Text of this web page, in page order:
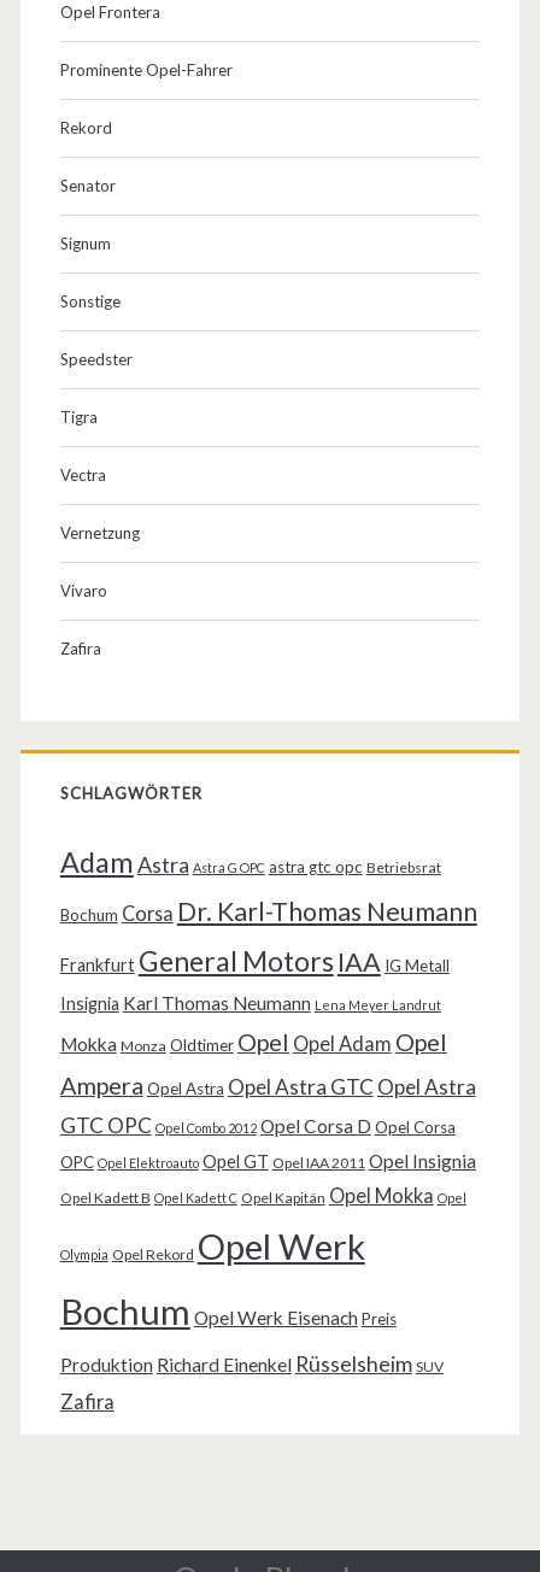
Opel Frontera
Prominente Opel-Fahrer
Rekord
Senator
Signum
Sonstige
Speedster
Tigra
Vectra
Vernetzung
Vivaro
Zafira
SCHLAGWÖRTER
AdamAstra Astra G OPC astra gtc opc Betriebsrat
Bochum Corsa Dr. Karl-Thomas Neumann
Frankfurt General Motors IAA IG Metall
Insignia Karl Thomas Neumann Lena Meyer Landrut
Mokka Monza Oldtimer Opel Opel Adam Opel
Ampera Opel Astra Opel Astra GTC Opel Astra
GTC OPC Opel Combo 2012 Opel Corsa D Opel Corsa
OPC Opel Elektroauto Opel GT Opel IAA 2011 Opel Insignia
Opel Kadett B Opel Kadett C Opel Kapitän Opel Mokka Opel
Olympia Opel Rekord Opel Werk
Bochum Opel Werk Eisenach Preis
Produktion Richard Einenkel Rüsselsheim SUV
Zafira